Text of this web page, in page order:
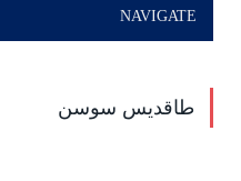
NAVIGATE
طاقدیس سوسن